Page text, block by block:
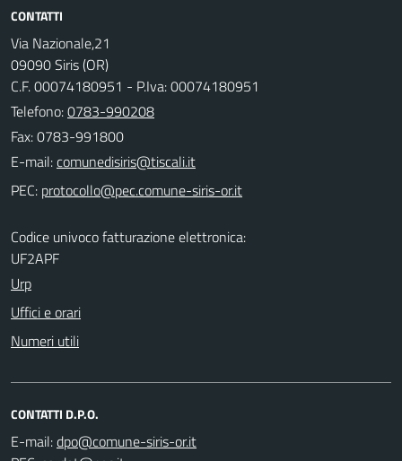
CONTATTI
Via Nazionale,21
09090 Siris (OR)
C.F. 00074180951 - P.Iva: 00074180951
Telefono:0783-990208
Fax: 0783-991800
E-mail:
PEC:
Codice univoco fatturazione elettronica:
UF2APF
Urp
Uffici e orari
Numeri utili
CONTATTI D.P.O.
E-mail: